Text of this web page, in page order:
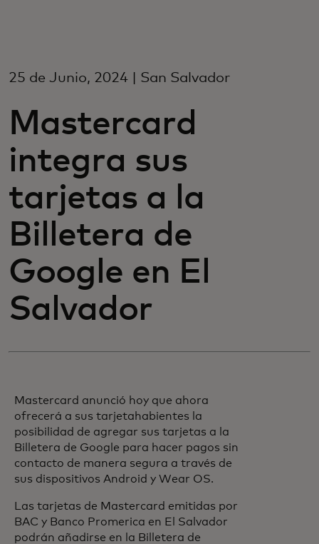
Para empresas
Para el mundo
Para innovadores
Noticias y tendencias
25 de Junio, 2024 | San Salvador
Mastercard
integra sus
tarjetas a la
Billetera de
Google en El
Salvador
Mastercard anunció hoy que ahora
ofrecerá a sus tarjetahabientes la
posibilidad de agregar sus tarjetas a la
Billetera de Google para hacer pagos sin
contacto de manera segura a través de
sus dispositivos Android y Wear OS.
Las tarjetas de Mastercard emitidas por
BAC y Banco Promerica en El Salvador
podrán añadirse en la Billetera de